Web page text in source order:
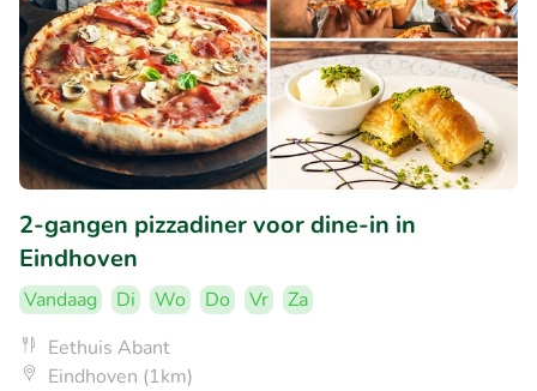
2-gangen pizzadiner voor dine-in in
Eindhoven
Vandaag Di Wo Do Vr
Za
Eethuis Abant
Eindhoven (1km)